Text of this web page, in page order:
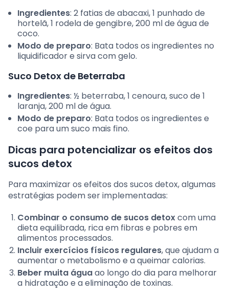
Ingredientes: 2 fatias de abacaxi, 1 punhado de
hortelã, 1 rodela de gengibre, 200 ml de água de
coco.
Modo de preparo: Bata todos os ingredientes no
liquidificador e sirva com gelo.
Suco Detox de Beterraba
Ingredientes: ½ beterraba, 1 cenoura, suco de 1
laranja, 200 ml de água.
Modo de preparo: Bata todos os ingredientes e
coe para um suco mais fino.
Dicas para potencializar os efeitos dos
sucos detox
Para maximizar os efeitos dos sucos detox, algumas
estratégias podem ser implementadas:
Combinar o consumo de sucos detoxcom uma
dieta equilibrada, rica em fibras e pobres em
alimentos processados.
Incluir exercícios físicos regulares, que ajudam a
aumentar o metabolismo e a queimar calorias.
Beber muita águaao longo do dia para melhorar
a hidratação e a eliminação de toxinas.